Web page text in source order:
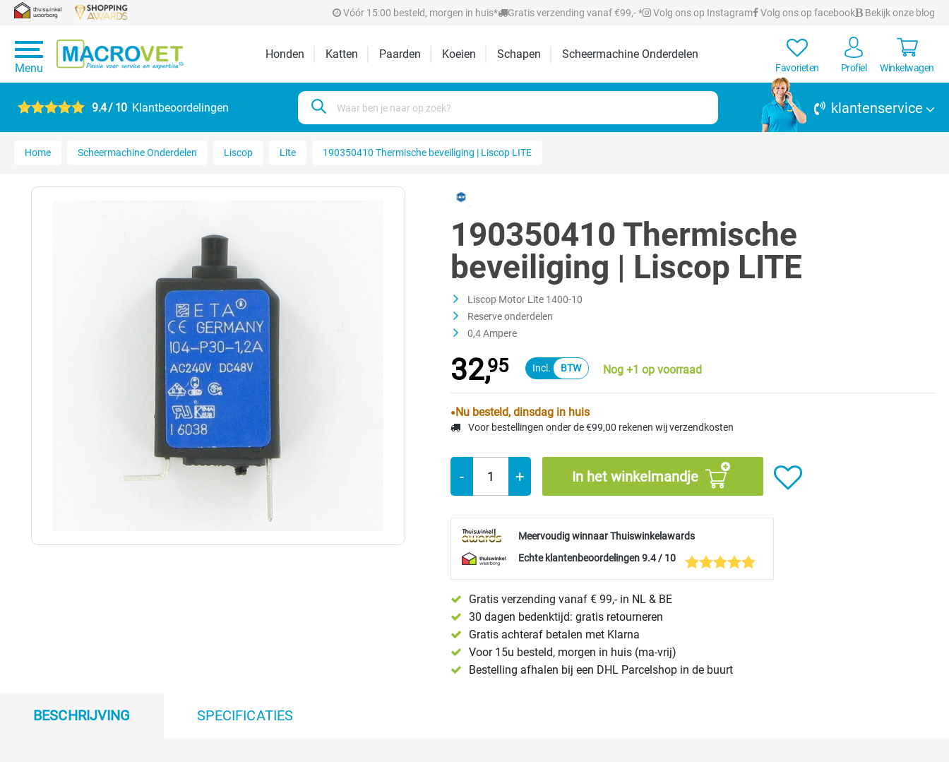
Vóór 15:00 besteld, morgen in huis* Gratis verzending vanaf €99,- * Volg ons op Instagram Volg ons op facebook Bekijk onze blog
Menu
Honden Katten Paarden Koeien Schapen Scheermachine Onderdelen
Favorieten Profiel Winkelwagen
9.4 / 10 Klantbeoordelingen klantenservice
Home Scheermachine Onderdelen Liscop Lite 190350410 Thermische beveiliging | Liscop LITE
190350410 Thermische
beveiliging | Liscop LITE
Liscop Motor Lite 1400-10
Reserve onderdelen
0,4 Ampere
32,95 Nog +1 op voorraad
Nu besteld, dinsdag in huis
Voor bestellingen onder de €99,00 rekenen wij verzendkosten
- + In het winkelmandje
Meervoudig winnaar Thuiswinkelawards
Echte klantenbeoordelingen 9.4 / 10
Gratis verzending vanaf € 99,- in NL & BE
30 dagen bedenktijd: gratis retourneren
Gratis achteraf betalen met Klarna
Voor 15u besteld, morgen in huis (ma-vrij)
Bestelling afhalen bij een DHL Parcelshop in de buurt
BESCHRIJVING SPECIFICATIES